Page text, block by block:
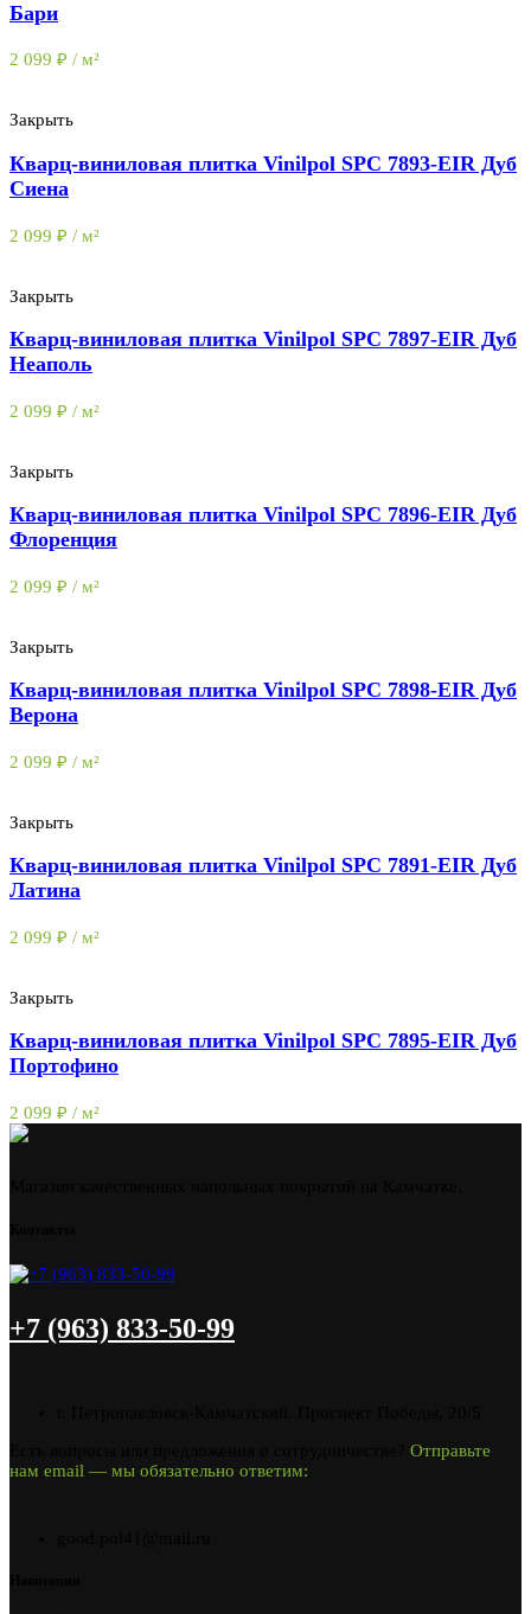
Бари
2 099 ₽ / м²
Закрыть
Кварц-виниловая плитка Vinilpol SPC 7893-EIR Дуб
Сиена
2 099 ₽ / м²
Закрыть
Кварц-виниловая плитка Vinilpol SPC 7897-EIR Дуб
Неаполь
2 099 ₽ / м²
Закрыть
Кварц-виниловая плитка Vinilpol SPC 7896-EIR Дуб
Флоренция
2 099 ₽ / м²
Закрыть
Кварц-виниловая плитка Vinilpol SPC 7898-EIR Дуб
Верона
2 099 ₽ / м²
Закрыть
Кварц-виниловая плитка Vinilpol SPC 7891-EIR Дуб
Латина
2 099 ₽ / м²
Закрыть
Кварц-виниловая плитка Vinilpol SPC 7895-EIR Дуб
Портофино
2 099 ₽ / м²
+7 (963) 833-50-99
Отправьте
нам email — мы обязательно ответим: